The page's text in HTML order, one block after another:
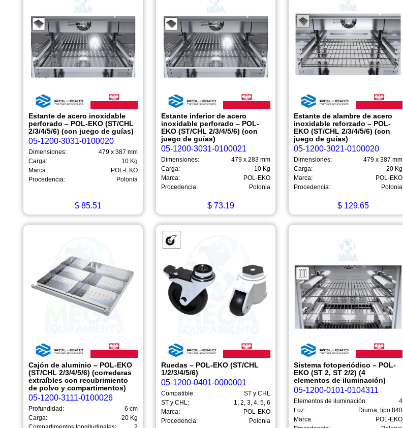
Estante de acero inoxidable
perforado – POL-EKO (ST/CHL
2/3/4/5/6) (con juego de guías)
05-1200-3031-0100020
Dimensiones:
479 x 387 mm
Carga:
10 Kg
Marca:
POL-EKO
Procedencia:
Polonia
$85.51
Estante inferior de acero
inoxidable perforado – POL-
EKO (ST/CHL 2/3/4/5/6) (con
juego de guías)
05-1200-3031-0100021
Dimensiones:
479 x 283 mm
Carga:
10 Kg
Marca:
POL-EKO
Procedencia:
Polonia
$73.19
Estante de alambre de acero
inoxidable reforzado – POL-
EKO (ST/CHL 2/3/4/5/6) (con
juego de guías)
05-1200-3021-0100020
Dimensiones:
479 x 387 mm
Carga:
20 Kg
Marca:
POL-EKO
Procedencia:
Polonia
$ 129.65
Cajón de aluminio – POL-EKO
(ST/CHL 2/3/4/5/6) (correderas
extraíbles con recubrimiento
de polvo y compartimentos)
05-1200-3111-0100026
Profundidad:
6 cm
Carga:
20 Kg
Ruedas – POL-EKO (ST/CHL
1/2/3/4/5/6)
05-1200-0401-0000001
Compatible:
ST y CHL
ST y CHL:
1, 2, 3, 4, 5, 6
Marca:
POL-EKO
Procedencia:
Polonia
Sistema fotoperiódico – POL-
EKO (ST 2, ST 2/2) (4
elementos de iluminación)
05-1200-0101-0104311
Elementos de iluminación:
4
Luz:
Diurna, tipo 840
Marca:
POL-EKO